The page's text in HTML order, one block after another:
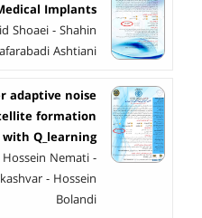
Implants
Shoaei - Shahin
Ashtiani
adaptive noise
formation
Q_learning
Nemati -
- Hossein
Bolandi